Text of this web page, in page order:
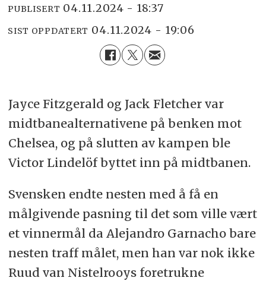
PUBLISERT 04.11.2024 - 18:37
SIST OPPDATERT 04.11.2024 - 19:06
Jayce Fitzgerald og Jack Fletcher var
midtbanealternativene på benken mot
Chelsea, og på slutten av kampen ble
Victor Lindelöf byttet inn på midtbanen.
Svensken endte nesten med å få en
målgivende pasning til det som ville vært
et vinnermål da Alejandro Garnacho bare
nesten traff målet, men han var nok ikke
Ruud van Nistelrooys foretrukne